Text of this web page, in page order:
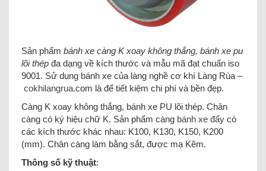
Sản phẩm bánh xe càng K xoay không thắng, bánh xe pu
lõi thép đa dạng về kích thước và mẫu mã đạt chuẩn iso
9001. Sử dụng bánh xe của làng nghề cơ khí Làng Rùa –
cokhilangrua.com là để tiết kiệm chi phí và bền đẹp.
Càng K xoay không thắng, bánh xe PU lõi thép. Chân
càng có ký hiệu chữ K. Sản phẩm càng bánh xe đẩy có
các kích thước khác nhau: K100, K130, K150, K200
(mm). Chân càng làm bằng sắt, được mạ Kẽm.
Thông số kỹ thuật: